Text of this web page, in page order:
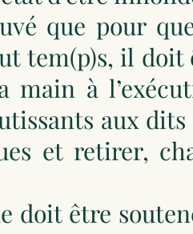
que pour
tem(p)s, il
à
aux
et retirer,
doit être